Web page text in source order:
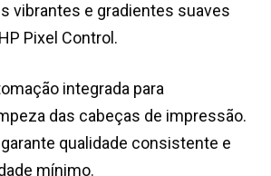
vibrantes e gradientes suaves
Pixel Control.
integrada para
das cabeças de impressão.
qualidade consistente e
mínimo.